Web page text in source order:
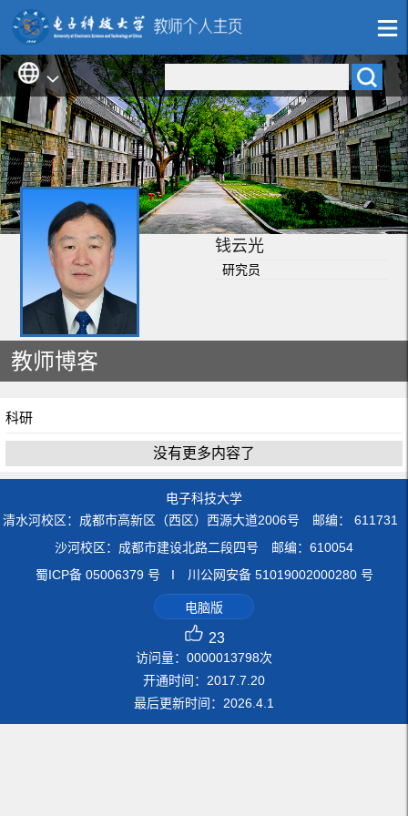
钱云光
研究员
教师博客
科研
没有更多内容了
电子科技大学
清水河校区：成都市高新区（西区）西源大道2006号 邮编： 611731
沙河校区：成都市建设北路二段四号 邮编：610054
蜀ICP备 05006379 号 I 川公网安备 51019002000280 号
电脑版
23
访问量： 0000013798次
开通时间： 2017 7 20
最后更新时间： 2026 4 1